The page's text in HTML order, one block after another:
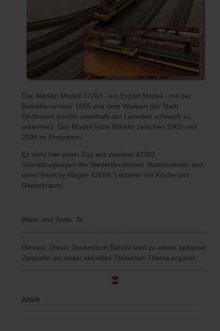
Das Märklin Modell 37263 - ein Export Modell - mit der
Betriebsnummer 1855 und dem Wappen der Stadt
Eindhoven (rechts unterhalb der Lamellen schwach zu
erkennen). Das Modell hatte Märklin zwischen 2002 und
2006 im Programm.
Es zieht hier einen Zug aus zweimal 42903
Schnellzugwagen der Niederländischen Staatsbahnen und
einen Intercity Wagen 42654. Letzterer mit Küche und
Gepäckraum.
Bilder und Texte: JK
Hinweis: Dieser Stammtisch Bericht wird zu einem späteren
Zeitpunkt um unser aktuelles Titelseiten-Thema ergänzt.
Zurück